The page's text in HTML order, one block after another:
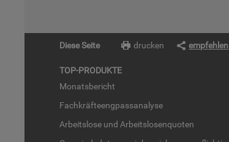
Diese Seite drucken empfehlen
TOP-PRO­DUK­TE
Mo­nats­be­richt
Fach­kräf­te­eng­pass­ana­ly­se
Ar­beits­lo­se und Ar­beits­lo­sen­quo­ten